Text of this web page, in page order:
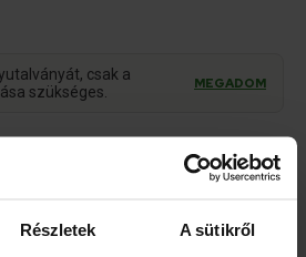
Részletek A sütikről
csak a
szükséges.
MEGADOM
napot szeretne eltölteni